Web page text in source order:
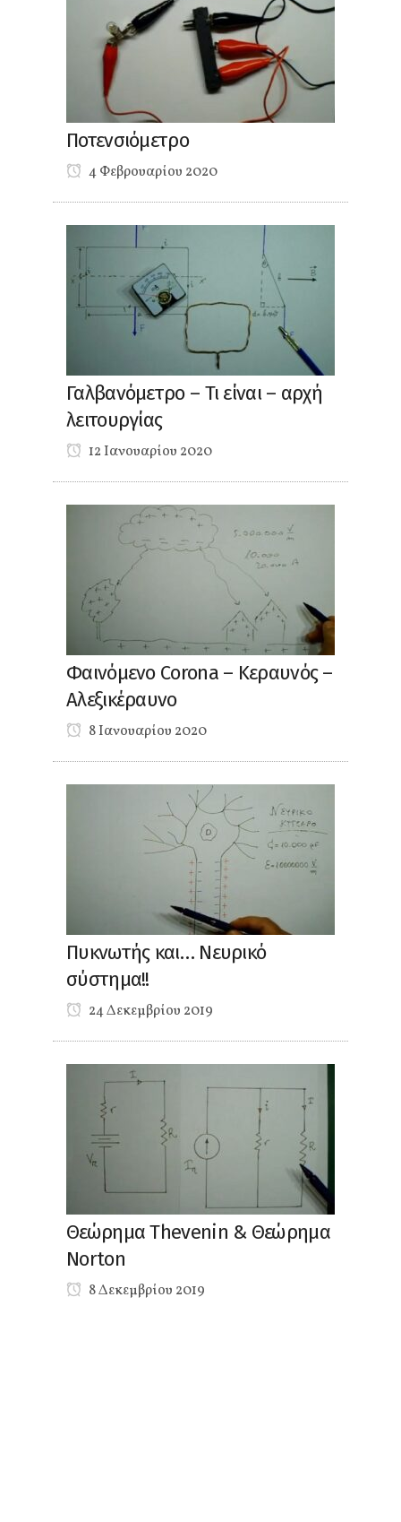
Ποτενσιόμετρο
4 Φεβρουαρίου 2020
Γαλβανόμετρο – Τι είναι – αρχή
λειτουργίας
12 Ιανουαρίου 2020
Φαινόμενο Corona – Κεραυνός –
Αλεξικέραυνο
8 Ιανουαρίου 2020
Πυκνωτής και… Νευρικό
σύστημα!!
24 Δεκεμβρίου 2019
Θεώρημα Thevenin & Θεώρημα
Norton
8 Δεκεμβρίου 2019